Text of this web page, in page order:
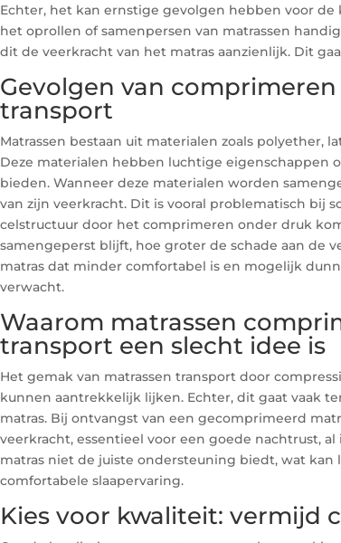
Echter, het kan ernstige gevolgen hebben voor de
het oprollen of samenpersen van matrassen
dit de veerkracht van het matras aanzienlijk. Dit
Gevolgen van
transport
Matrassen bestaan uit materialen zoals polyether,
Deze materialen hebben luchtige eigenschappen
bieden. Wanneer deze materialen worden
van zijn veerkracht. Dit is vooral problematisch bij
celstructuur door het comprimeren onder druk
samengeperst blijft, hoe groter de schade aan de
matras dat minder comfortabel is en mogelijk
verwacht.
Waarom matrassen
transport een slecht idee is
Het gemak van matrassen transport door
kunnen aantrekkelijk lijken. Echter, dit gaat vaak
matras. Bij ontvangst van een gecomprimeerd
veerkracht, essentieel voor een goede nachtrust,
matras niet de juiste ondersteuning biedt, wat
comfortabele slaapervaring.
Kies voor kwaliteit: vermijd